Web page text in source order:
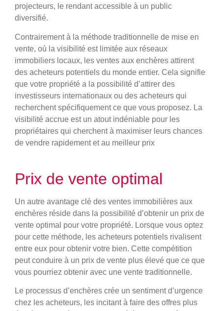
projecteurs, le rendant accessible à un public
diversifié.
Contrairement à la méthode traditionnelle de mise en
vente, où la visibilité est limitée aux réseaux
immobiliers locaux, les ventes aux enchères attirent
des acheteurs potentiels du monde entier. Cela signifie
que votre propriété a la possibilité d’attirer des
investisseurs internationaux ou des acheteurs qui
recherchent spécifiquement ce que vous proposez. La
visibilité accrue est un atout indéniable pour les
propriétaires qui cherchent à maximiser leurs chances
de vendre rapidement et au meilleur prix
Prix de vente optimal
Un autre avantage clé des ventes immobilières aux
enchères réside dans la possibilité d’obtenir un prix de
vente optimal pour votre propriété. Lorsque vous optez
pour cette méthode, les acheteurs potentiels rivalisent
entre eux pour obtenir votre bien. Cette compétition
peut conduire à un prix de vente plus élevé que ce que
vous pourriez obtenir avec une vente traditionnelle.
Le processus d’enchères crée un sentiment d’urgence
chez les acheteurs, les incitant à faire des offres plus